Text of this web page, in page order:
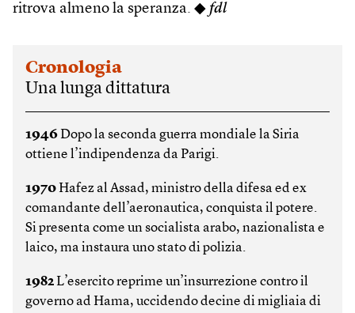
ritrova almeno la speranza. ◆ fdl
Cronologia
Una lunga dittatura
1946Dopo la seconda guerra mondiale la Siria
ottiene l’indipendenza da Parigi.
1970Hafez al Assad, ministro della difesa ed ex
comandante dell’aeronautica, conquista il potere.
Si presenta come un socialista arabo, nazionalista e
laico, ma instaura uno stato di polizia.
1982L’esercito reprime un’insurrezione contro il
governo ad Hama, uccidendo decine di migliaia di